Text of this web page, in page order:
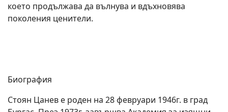
което продължава да вълнува и вдъхновява
поколения ценители.
Биография
Стоян Цанев е роден на 28 февруари 1946г. в град